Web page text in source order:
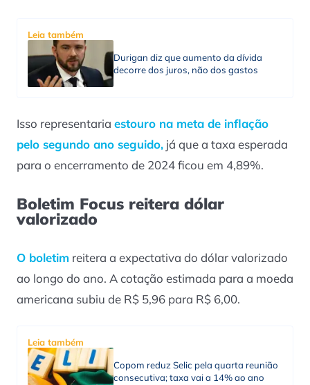
Leia também
Durigan diz que aumento da dívida
decorre dos juros, não dos gastos
Isso representaria estouro na meta de inflação
pelo segundo ano seguido, já que a taxa esperada
para o encerramento de 2024 ficou em 4,89%.
Boletim Focus reitera dólar
valorizado
O boletim reitera a expectativa do dólar valorizado
ao longo do ano. A cotação estimada para a moeda
americana subiu de R$ 5,96 para R$ 6,00.
Leia também
Copom reduz Selic pela quarta reunião
consecutiva; taxa vai a 14% ao ano